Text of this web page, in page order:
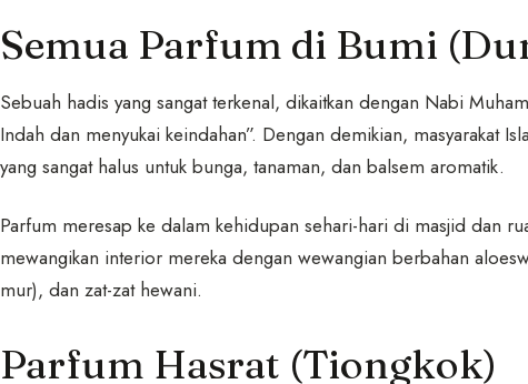
Semua Parfum di Bumi
Sebuah hadis yang sangat terkenal, dikaitkan dengan Nabi
Indah dan menyukai keindahan”. Dengan demikian, masyarakat
yang sangat halus untuk bunga, tanaman, dan balsem aromatik.
Parfum meresap ke dalam kehidupan sehari-hari di masjid dan
mewangikan interior mereka dengan wewangian berbahan
mur), dan zat-zat hewani.
Parfum Hasrat (Tiongkok)